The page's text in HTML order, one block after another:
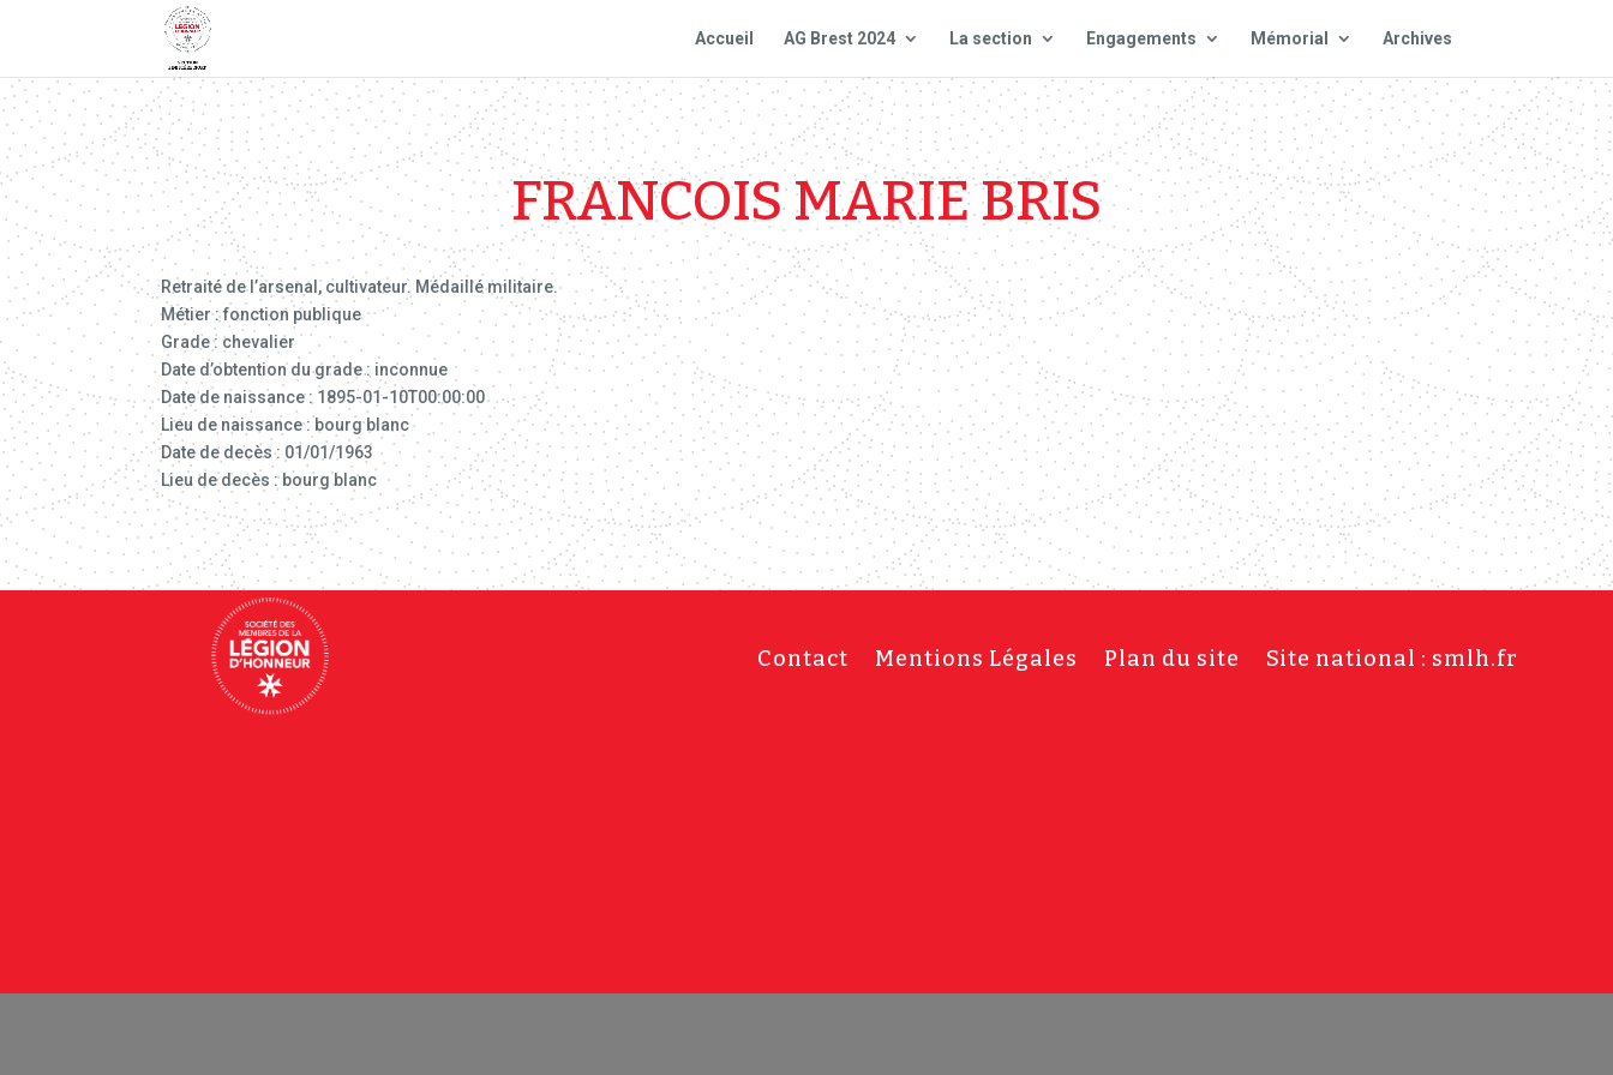
Accueil AG Brest 2024 La section Engagements Mémorial Archives
FRANCOIS MARIE BRIS
Retraité de l’arsenal, cultivateur. Médaillé militaire.
Métier : fonction publique
Grade : chevalier
Date d’obtention du grade : inconnue
Date de naissance : 1895-01-10T00:00:00
Lieu de naissance : bourg blanc
Date de decès : 01/01/1963
Lieu de decès : bourg blanc
Contact Mentions Légales Plan du site Site national : smlh.fr